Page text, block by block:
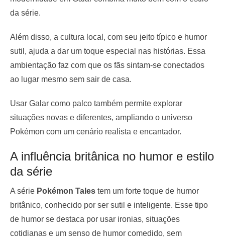
da série.
Além disso, a cultura local, com seu jeito típico e humor
sutil, ajuda a dar um toque especial nas histórias. Essa
ambientação faz com que os fãs sintam-se conectados
ao lugar mesmo sem sair de casa.
Usar Galar como palco também permite explorar
situações novas e diferentes, ampliando o universo
Pokémon com um cenário realista e encantador.
A influência britânica no humor e estilo
da série
A série Pokémon Tales tem um forte toque de humor
britânico, conhecido por ser sutil e inteligente. Esse tipo
de humor se destaca por usar ironias, situações
cotidianas e um senso de humor comedido, sem